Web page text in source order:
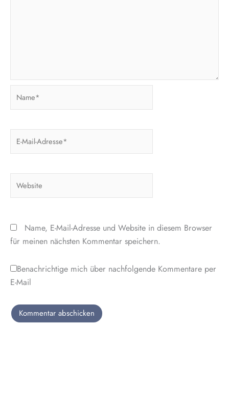
Website
Name, E-Mail-Adresse und Website in diesem Browser
für meinen nächsten Kommentar speichern.
Benachrichtige mich über nachfolgende Kommentare per
E-Mail